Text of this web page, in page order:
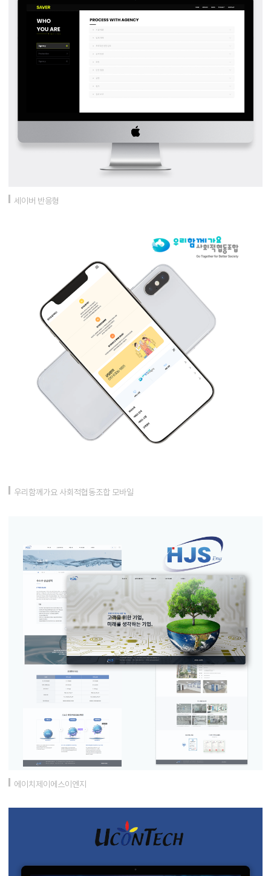
세이버 반응형
우리함께가요 사회적협동조합 모바일
에이치제이에스이엔지